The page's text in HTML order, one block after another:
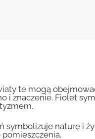
te mogą
i znaczenie. Fiolet
symbolizuje naturę i